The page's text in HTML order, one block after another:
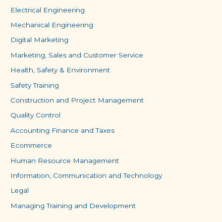
Electrical Engineering
Mechanical Engineering
Digital Marketing
Marketing, Sales and Customer Service
Health, Safety & Environment
Safety Training
Construction and Project Management
Quality Control
Accounting Finance and Taxes
Ecommerce
Human Resource Management
Information, Communication and Technology
Legal
Managing Training and Development